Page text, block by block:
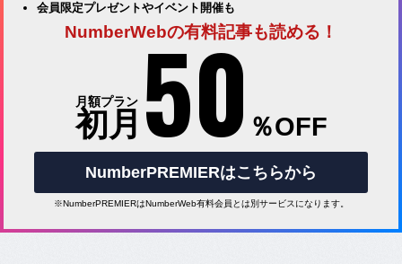
会員限定プレゼントやイベント開催も
NumberWebの有料記事も読める！
月額プラン
初月 50 ％OFF
NumberPREMIERはこちらから
※NumberPREMIERはNumberWeb有料会員とは別サービスになります。